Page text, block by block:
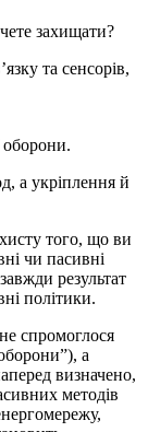
захищати?
та сенсорів,
оборони.
а укріплення й
того, що ви
чи пасивні
результат
політики.
спромоглося
а
визначено,
методів